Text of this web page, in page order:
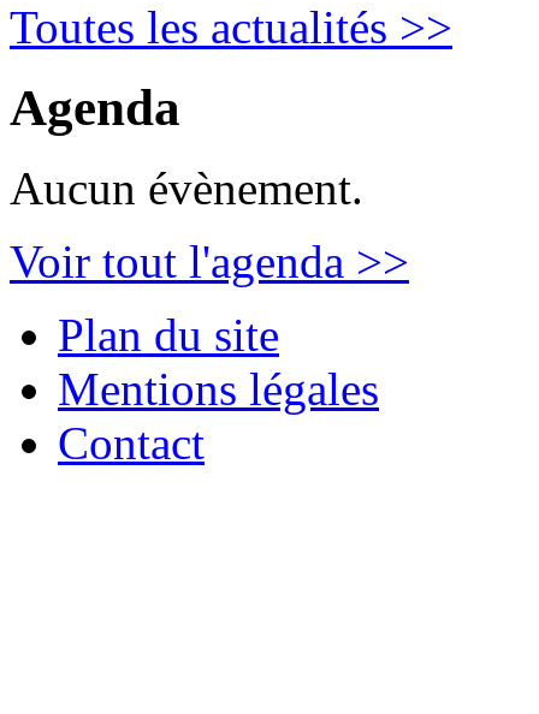
Toutes les actualités >>
Agenda
Aucun évènement.
Voir tout l'agenda >>
Plan du site
Mentions légales
Contact